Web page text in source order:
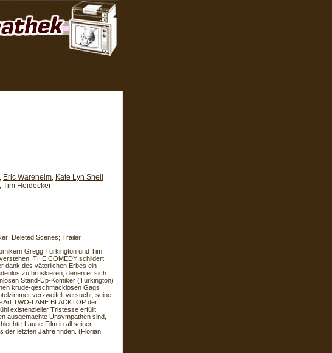
Eric Wareheim Kate Lyn Sheil
Tim Heidecker
Deleted Scenes; Trailer
Gregg Turkington und Tim
THE COMEDY schildert
dank des väterlichen Erbes ein
zu brüskieren, denen er sich
Stand-Up-Komiker (Turkington)
krude-geschmacklosen Gags
verzweifelt versucht, seine
Art TWO-LANE BLACKTOP der
existenzieller Tristesse erfüllt,
ausgemachte Unsympathen sind,
Laune-Film in all seiner
der letzten Jahre finden. (Florian